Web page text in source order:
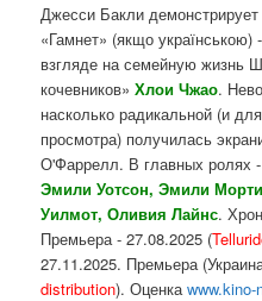
Джесси Бакли
«Гамнет» (якщо
взгляде на семейную жизнь
кочевников»Хлои Чжао.
насколько радикальной (и
просмотра) получилась
О'Фаррелл. В главных ролях
Эмили Уотсон, Эмили
Уилмот, Оливия Лайнс.
Премьера - 27.08.2025 (
27.11.2025. Премьера
distribution). Оценкаwww.kino-